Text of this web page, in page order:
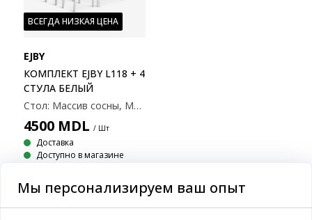
ВСЕГДА НИЗКАЯ ЦЕНА
EJBY
КОМПЛЕКТ EJBY L118 + 4
СТУЛА БЕЛЫЙ
Стол: Массив сосны, МДФ. 75x118x73см. Стул: Массив сосны, МДФ.
4500 MDL / Шт
Доставка
Доступно в магазине
Мы персонализируем ваш опыт